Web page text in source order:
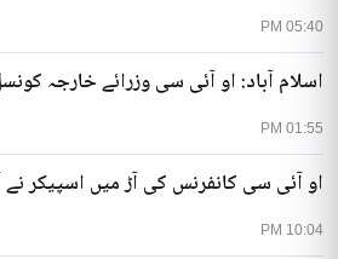
05:40 PM
01:55 PM
اسلام آباد: او آئی سی وزرائے خارجہ
10:04 PM
او آئی سی کانفرنس کی آڑ میں اسپیکر